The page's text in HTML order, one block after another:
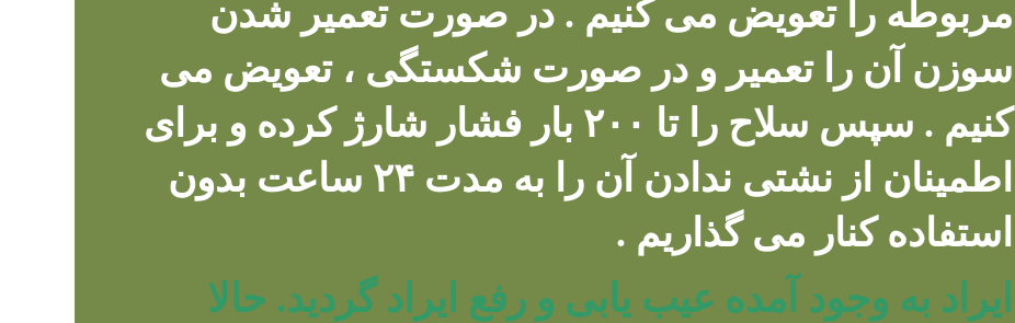
مربوطه را تعویض می کنیم . در صورت تعمیر شدن
سوزن آن را تعمیر و در صورت شکستگی ، تعویض می
کنیم . سپس سلاح را تا ۲۰۰ بار فشار شارژ کرده و برای
اطمینان از نشتی ندادن آن را به مدت ۲۴ ساعت بدون
استفاده کنار می گذاریم .
ایراد به وجود آمده عیب یابی و رفع ایراد گردید. حالا